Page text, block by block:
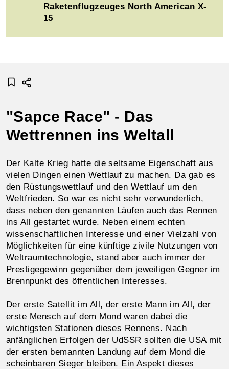
Raketenflugzeuges North American X-
15
"Sapce Race" - Das
Wettrennen ins Weltall
Der Kalte Krieg hatte die seltsame Eigenschaft aus
vielen Dingen einen Wettlauf zu machen. Da gab es
den Rüstungswettlauf und den Wettlauf um den
Weltfrieden. So war es nicht sehr verwunderlich,
dass neben den genannten Läufen auch das Rennen
ins All gestartet wurde. Neben einem echten
wissenschaftlichen Interesse und einer Vielzahl von
Möglichkeiten für eine künftige zivile Nutzungen von
Weltraumtechnologie, stand aber auch immer der
Prestigegewinn gegenüber dem jeweiligen Gegner im
Brennpunkt des öffentlichen Interesses.
Der erste Satellit im All, der erste Mann im All, der
erste Mensch auf dem Mond waren dabei die
wichtigsten Stationen dieses Rennens. Nach
anfänglichen Erfolgen der UdSSR sollten die USA mit
der ersten bemannten Landung auf dem Mond die
scheinbaren Sieger bleiben. Ein Aspekt dieses